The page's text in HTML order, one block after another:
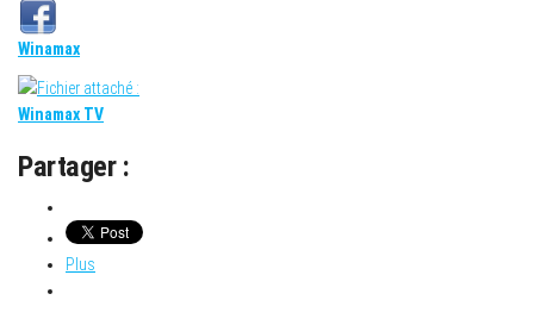
Winamax
Winamax TV
Partager :
Plus